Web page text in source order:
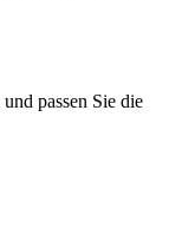
passen Sie die